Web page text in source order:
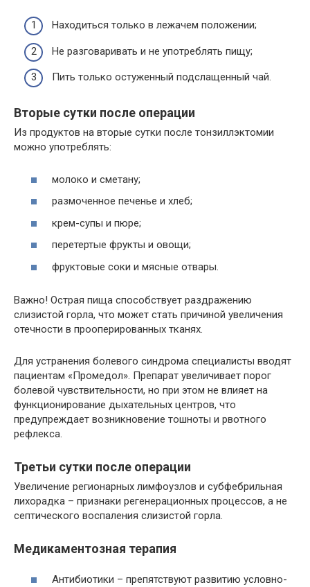
Находиться только в лежачем положении;
Не разговаривать и не употреблять пищу;
Пить только остуженный подслащенный чай.
Вторые сутки после операции
Из продуктов на вторые сутки после тонзиллэктомии
можно употреблять:
молоко и сметану;
размоченное печенье и хлеб;
крем-супы и пюре;
перетертые фрукты и овощи;
фруктовые соки и мясные отвары.
Важно! Острая пища способствует раздражению
слизистой горла, что может стать причиной увеличения
отечности в прооперированных тканях.
Для устранения болевого синдрома специалисты вводят
пациентам «Промедол». Препарат увеличивает порог
болевой чувствительности, но при этом не влияет на
функционирование дыхательных центров, что
предупреждает возникновение тошноты и рвотного
рефлекса.
Третьи сутки после операции
Увеличение регионарных лимфоузлов и субфебрильная
лихорадка – признаки регенерационных процессов, а не
септического воспаления слизистой горла.
Медикаментозная терапия
Антибиотики – препятствуют развитию условно-